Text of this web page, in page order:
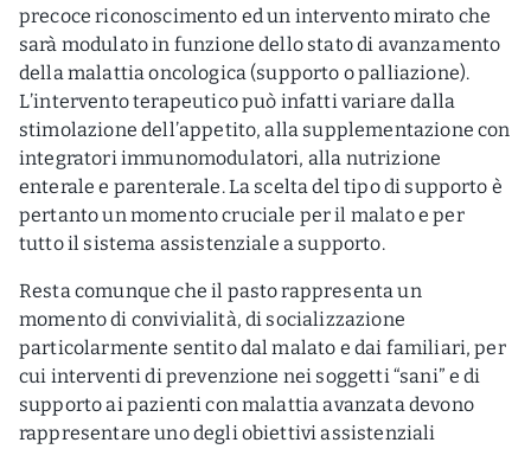
precoce riconoscimento ed un intervento mirato che
sarà modulato in funzione dello stato di avanzamento
della malattia oncologica (supporto o palliazione).
L’intervento terapeutico può infatti variare dalla
stimolazione dell’appetito, alla supplementazione con
integratori immunomodulatori, alla nutrizione
enterale e parenterale. La scelta del tipo di supporto è
pertanto un momento cruciale per il malato e per
tutto il sistema assistenziale a supporto.
Resta comunque che il pasto rappresenta un
momento di convivialità, di socializzazione
particolarmente sentito dal malato e dai familiari, per
cui interventi di prevenzione nei soggetti “sani” e di
supporto ai pazienti con malattia avanzata devono
rappresentare uno degli obiettivi assistenziali